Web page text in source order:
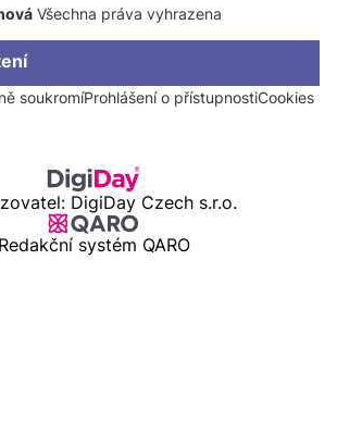
Všechna práva vyhrazena
soukromíProhlášení o přístupnostiCookies
DigiDay Czech s.r.o.
Redakční systém QARO